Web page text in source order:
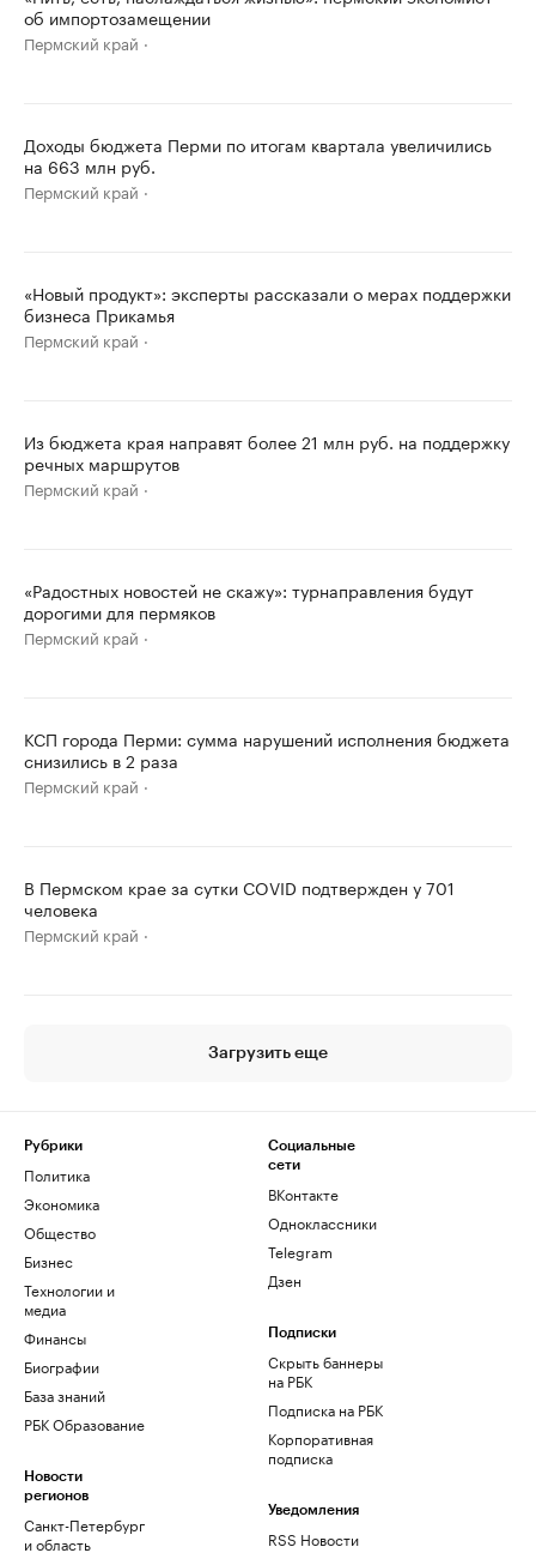
об импортозамещении
Пермский край
Доходы бюджета Перми по итогам квартала увеличились
на 663 млн руб.
Пермский край
«Новый продукт»: эксперты рассказали о мерах поддержки
бизнеса Прикамья
Пермский край
Из бюджета края направят более 21 млн руб. на поддержку
речных маршрутов
Пермский край
«Радостных новостей не скажу»: турнаправления будут
дорогими для пермяков
Пермский край
КСП города Перми: сумма нарушений исполнения бюджета
снизились в 2 раза
Пермский край
В Пермском крае за сутки COVID подтвержден у 701
человека
Пермский край
Загрузить еще
Рубрики
Политика
Экономика
Общество
Бизнес
Технологии и
медиа
Финансы
Биографии
База знаний
РБК Образование
Новости
регионов
Санкт-Петербург
и область
Социальные
сети
ВКонтакте
Одноклассники
Telegram
Дзен
Подписки
Скрыть баннеры
на РБК
Подписка на РБК
Корпоративная
подписка
Уведомления
RSS Новости